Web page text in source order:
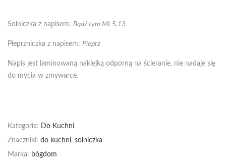
Solniczka z napisem: Bądź tym Mt 5,13
Pieprzniczka z napisem: Pieprz
Napis jest laminowaną naklejką odporną na ścieranie, nie nadaje się
do mycia w zmywarce.
Kategoria: Do Kuchni
Znaczniki: do kuchni, solniczka
Marka: bógdom